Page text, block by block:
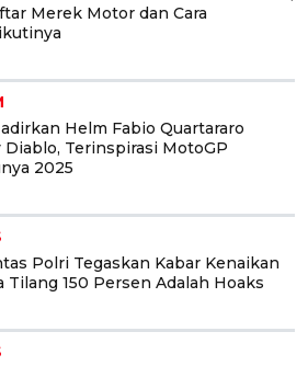
Merek Motor dan Cara
Helm Fabio Quartararo
Diablo, Terinspirasi MotoGP
2025
Polri Tegaskan Kabar Kenaikan
Tilang 150 Persen Adalah Hoaks